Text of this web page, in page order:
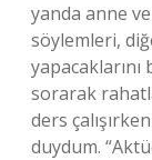
yanda anne
söylemleri,
sorarak
ders
duydum.